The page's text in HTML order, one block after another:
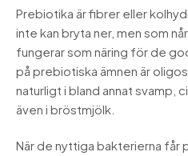
Prebiotika är fibrer eller
inte kan bryta ner, men som
fungerar som näring för de
på prebiotiska ämnen är
naturligt i bland annat svamp,
även i bröstmjölk.
När de nyttiga bakterierna får